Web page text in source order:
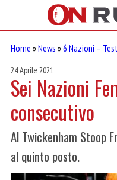
Home »News »6 Nazioni –
24 Aprile 2021
Sei Nazioni
consecutivo
Al Twickenham Stoop
al quinto posto.